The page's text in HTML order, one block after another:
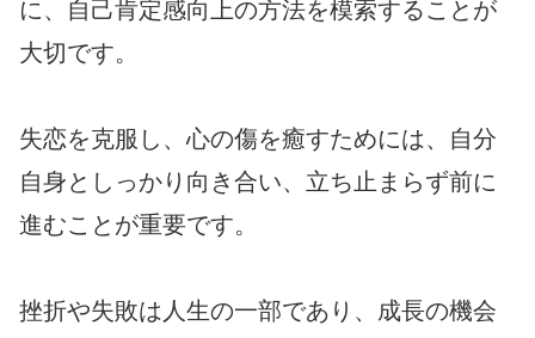
に、自己肯定感向上の方法を模索することが
大切です。
失恋を克服し、心の傷を癒すためには、自分
自身としっかり向き合い、立ち止まらず前に
進むことが重要です。
挫折や失敗は人生の一部であり、成長の機会